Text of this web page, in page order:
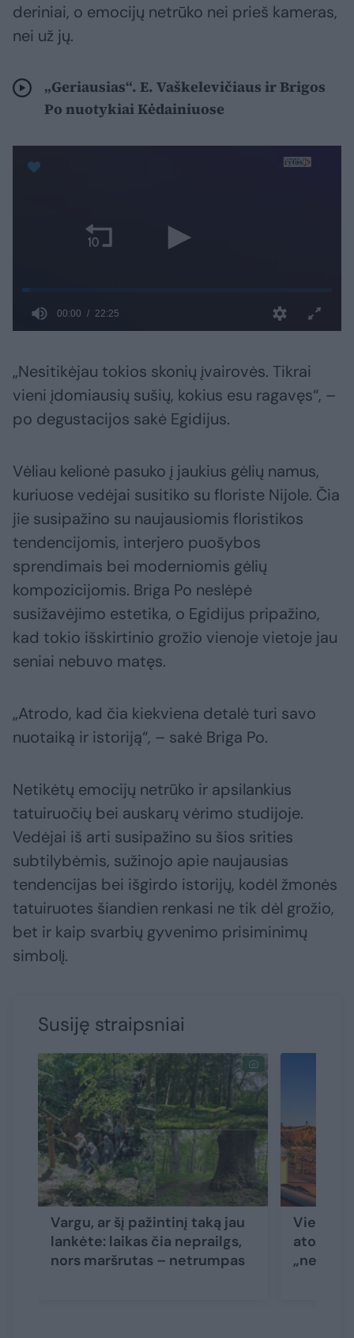
deriniai, o emocijų netrūko nei prieš kameras,
nei už jų.
„Geriausias“. E. Vaškelevičiaus ir Brigos
Po nuotykiai Kėdainiuose
„Nesitikėjau tokios skonių įvairovės. Tikrai
vieni įdomiausių sušių, kokius esu ragavęs“, –
po degustacijos sakė Egidijus.
Vėliau kelionė pasuko į jaukius gėlių namus,
kuriuose vedėjai susitiko su floriste Nijole. Čia
jie susipažino su naujausiomis floristikos
tendencijomis, interjero puošybos
sprendimais bei moderniomis gėlių
kompozicijomis. Briga Po neslėpė
susižavėjimo estetika, o Egidijus pripažino,
kad tokio išskirtinio grožio vienoje vietoje jau
seniai nebuvo matęs.
„Atrodo, kad čia kiekviena detalė turi savo
nuotaiką ir istoriją“, – sakė Briga Po.
Netikėtų emocijų netrūko ir apsilankius
tatuiruočių bei auskarų vėrimo studijoje.
Vedėjai iš arti susipažino su šios srities
subtilybėmis, sužinojo apie naujausias
tendencijas bei išgirdo istorijų, kodėl žmonės
tatuiruotes šiandien renkasi ne tik dėl grožio,
bet ir kaip svarbių gyvenimo prisiminimų
simbolį.
Susiję straipsniai
Vargu, ar šį pažintinį taką jau
lankėte: laikas čia neprailgs,
nors maršrutas – netrumpas
Vienos